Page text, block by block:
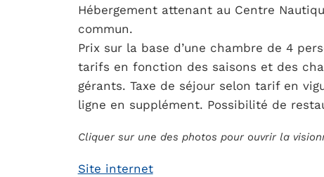
Hébergement attenant au Centre
commun.
Prix sur la base d’une chambre de 4
tarifs en fonction des saisons et des
gérants. Taxe de séjour selon tarif en
ligne en supplément. Possibilité de
Cliquer sur une des photos pour ouvrir la
Site internet